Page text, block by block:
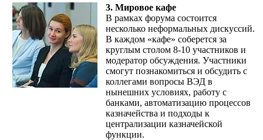
3. Мировое кафе
В рамках форума состоится
несколько неформальных дискуссий.
В каждом «кафе» соберется за
круглым столом 8-10 участников и
модератор обсуждения. Участники
смогут познакомиться и обсудить с
коллегами вопросы ВЭД в
нынешних условиях, работу с
банками, автоматизацию процессов
казначейства и подходы к
централизации казначейской
функции.